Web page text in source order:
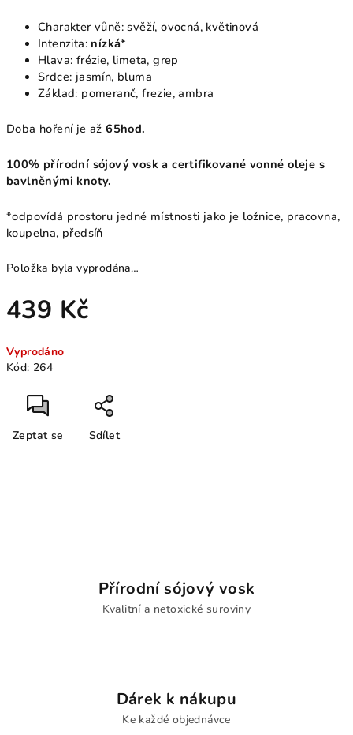
Charakter vůně: svěží, ovocná, květinová
Intenzita: nízká*
Hlava: frézie, limeta, grep
Srdce: jasmín, bluma
Základ: pomeranč, frezie, ambra
Doba hoření je až65hod.
100% přírodní sójový vosk a certifikované vonné oleje s
bavlněnými knoty.
*odpovídá prostoru jedné místnosti jako je ložnice, pracovna,
koupelna, předsíň
Položka byla vyprodána…
439 Kč
cena:
Vyprodáno
Kód: 264
Zeptat se Sdílet
Přírodní sójový vosk
Kvalitní a netoxické suroviny
Dárek k nákupu
Ke každé objednávce